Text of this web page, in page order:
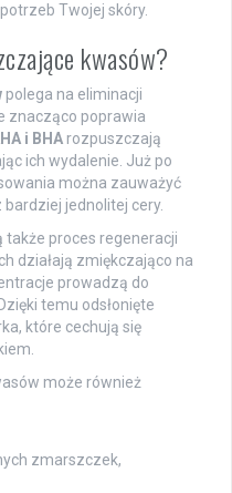
Twojej skóry.
kwasów?
polega na eliminacji
znacząco poprawia
i BHA rozpuszczają
ich wydalenie. Już po
można zauważyć
jednolitej cery.
proces regeneracji
działają zmiękczająco na
prowadzą do
temu odsłonięte
które cechują się
może również
zmarszczek,